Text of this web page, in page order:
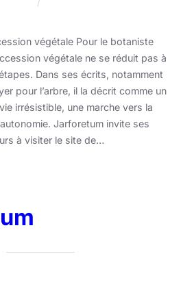
végétale Pour le botaniste
végétale ne se réduit pas à
Dans ses écrits, notamment
pour l’arbre, il la décrit comme un
irrésistible, une marche vers la
Jarforetum invite ses
à visiter le site de…